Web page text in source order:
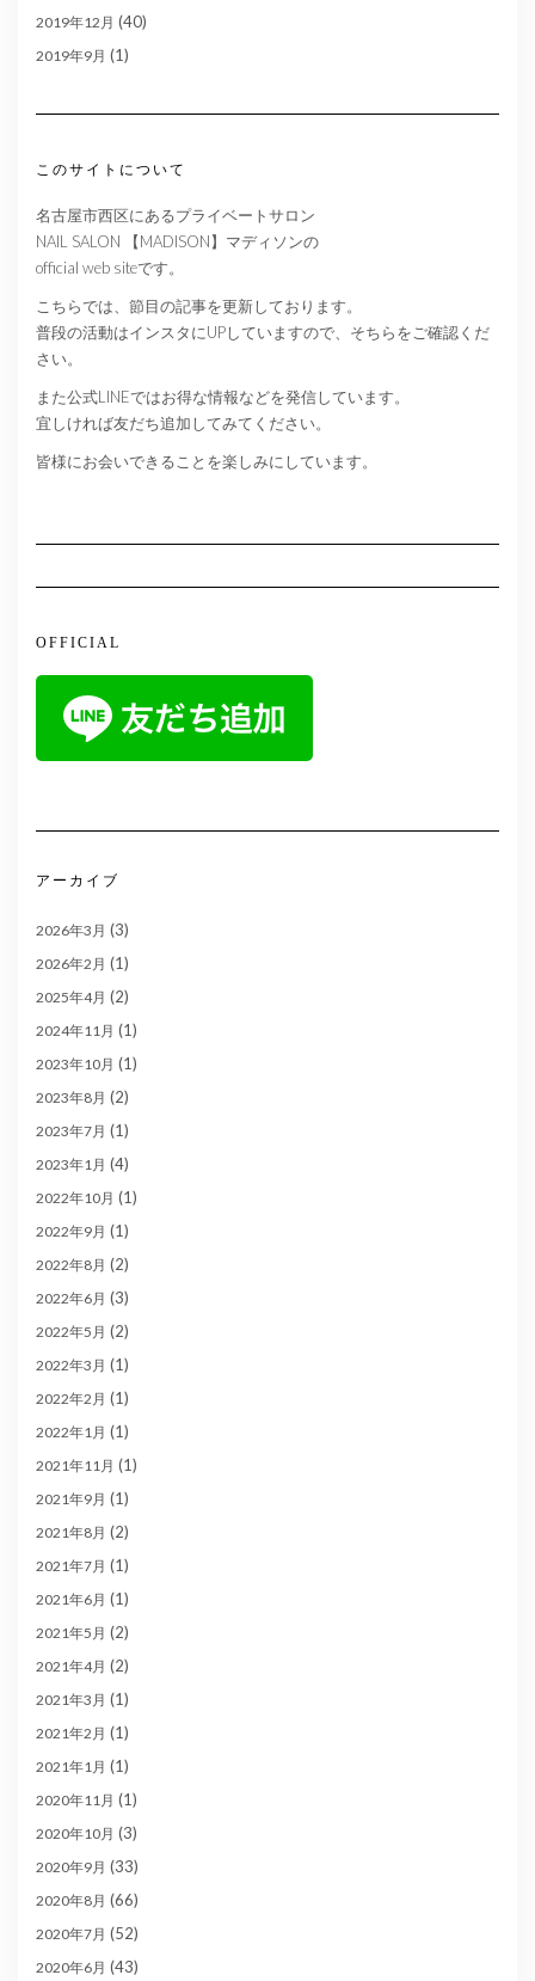
2019年12月 (40)
2019年9月 (1)
このサイトについて
名古屋市西区にあるプライベートサロン
NAIL SALON 【MADISON】マディソンの
official web siteです。
こちらでは、節目の記事を更新しております。
普段の活動はインスタにUPしていますので、そちらをご確認くだ
さい。
また公式LINEではお得な情報などを発信しています。
宜しければ友だち追加してみてください。
皆様にお会いできることを楽しみにしています。
OFFICIAL
アーカイブ
2026年3月 (3)
2026年2月 (1)
2025年4月 (2)
2024年11月 (1)
2023年10月 (1)
2023年8月 (2)
2023年7月 (1)
2023年1月 (4)
2022年10月 (1)
2022年9月 (1)
2022年8月 (2)
2022年6月 (3)
2022年5月 (2)
2022年3月 (1)
2022年2月 (1)
2022年1月 (1)
2021年11月 (1)
2021年9月 (1)
2021年8月 (2)
2021年7月 (1)
2021年6月 (1)
2021年5月 (2)
2021年4月 (2)
2021年3月 (1)
2021年2月 (1)
2021年1月 (1)
2020年11月 (1)
2020年10月 (3)
2020年9月 (33)
2020年8月 (66)
2020年7月 (52)
2020年6月 (43)